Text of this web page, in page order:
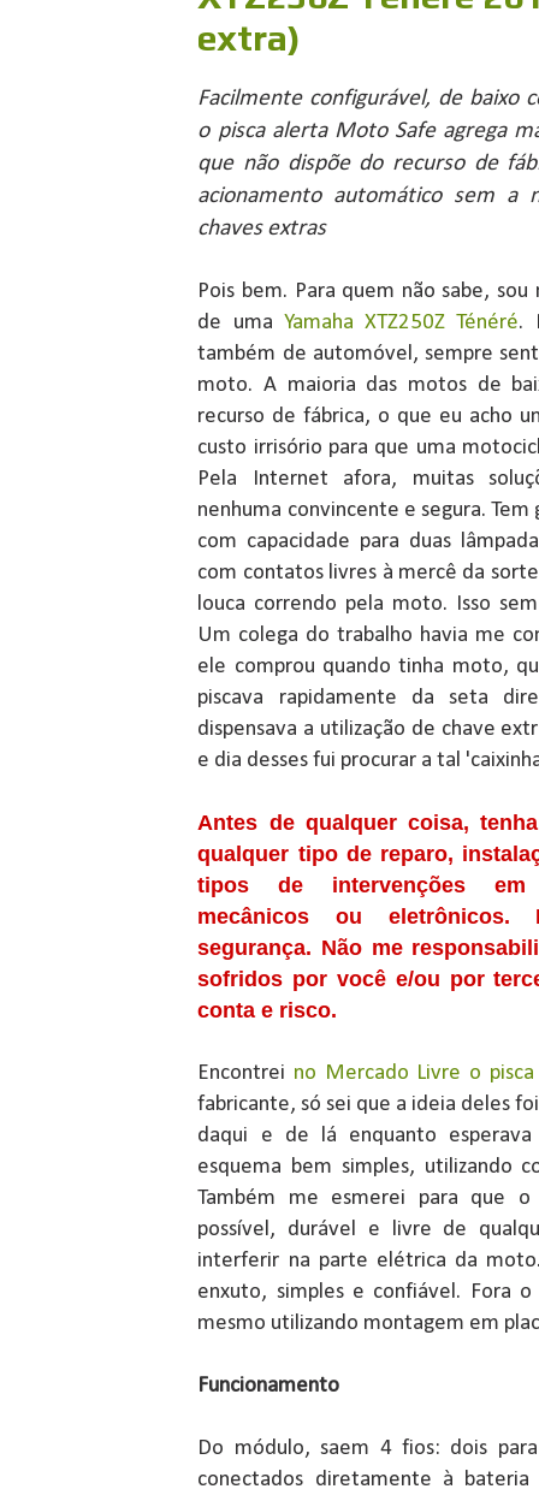
extra)
Facilmente configurável, de baixo
o pisca alerta Moto Safe agrega
que não dispõe do recurso de
acionamento automático sem a
chaves extras
Pois bem. Para quem não sabe,
de uma Yamaha XTZ250Z Ténéré.
também de automóvel, sempre
moto. A maioria das motos de
recurso de fábrica, o que eu acho
custo irrisório para que uma
Pela Internet afora, muitas
nenhuma convincente e segura.
com capacidade para duas
com contatos livres à mercê da
louca correndo pela moto. Isso
Um colega do trabalho havia me
ele comprou quando tinha moto,
piscava rapidamente da seta
dispensava a utilização de chave
e dia desses fui procurar a tal
Antes de qualquer coisa,
qualquer tipo de reparo,
tipos de intervenções em
mecânicos ou eletrônicos.
segurança. Não me
sofridos por você e/ou por
conta e risco.
Encontrei no Mercado Livre o pisca
fabricante, só sei que a ideia deles
daqui e de lá enquanto
esquema bem simples, utilizando
Também me esmerei para que
possível, durável e livre de
interferir na parte elétrica da
enxuto, simples e confiável. Fora
mesmo utilizando montagem em
Funcionamento
Do módulo, saem 4 fios: dois
conectados diretamente à